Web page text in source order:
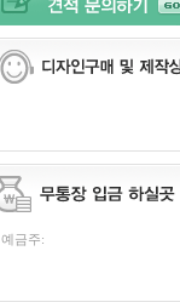
예금주: